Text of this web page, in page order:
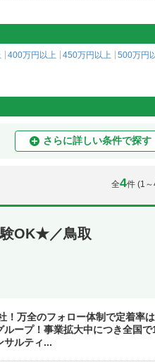
400万円以上 450万円以上 500万円
さらに詳しい条件で探す
全4件 (1
OK★／鳥取
万全のフォロー体制で定着率
ープ！事業拡大中につき全国で
サルティ...